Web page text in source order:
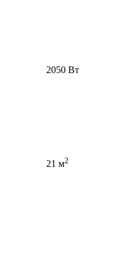
2050 Вт
21 м2